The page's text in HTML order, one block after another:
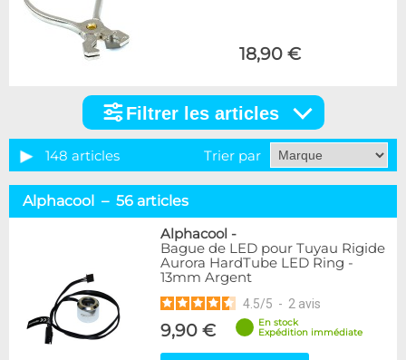
18,90 €
articles
Catégorie
Tuyaux souples
37
Accessoires pour tuyaux
59
Marque
Alphacool
56
DocMicro
27
17
Filtrer les articles
148 articles Trier par
Alphacool – 56 articles
Alphacool -
Bague de LED pour Tuyau Rigide
Aurora HardTube LED Ring -
13mm Argent
4.5/5 - 2 avis
9,90 €
En stock
Expédition immédiate